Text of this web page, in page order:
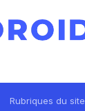
Rubriques du site